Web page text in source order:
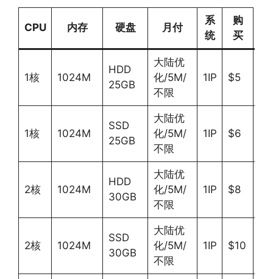
CPU 内存 硬盘 月付
系
统
购
买
1核 1024M
HDD
25GB
大陆优
化/5M/
不限
1IP $5
1核 1024M
SSD
25GB
大陆优
化/5M/
不限
1IP $6
2核 1024M
HDD
30GB
大陆优
化/5M/
不限
1IP $8
2核 1024M
SSD
30GB
大陆优
化/5M/
不限
1IP $10